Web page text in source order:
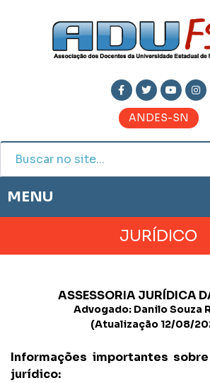
ANDES-SN
MENU
HISTÓRIA
LEGISLAÇÃO
NOTAS PUBLICADAS
JURÍDICO
PRESTAÇÃO DE CONTAS
JORNAL ADUFS
JURÍDICO
ASSESSORIA JURÍDICA
Advogado: Danilo Souza
(Atualização 12/08/
Informações importantes
jurídico: